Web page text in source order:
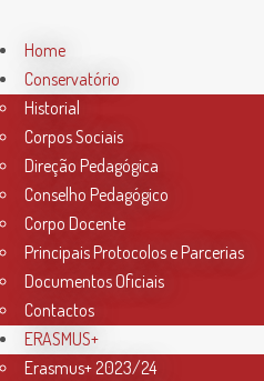
13 Mai
Colégio
Home
Conservatório
Historial
Corpos Sociais
Direção Pedagógica
Conselho Pedagógico
Corpo Docente
Principais Protocolos e Parcerias
Documentos Oficiais
Contactos
ERASMUS+
Erasmus+ 2023/24